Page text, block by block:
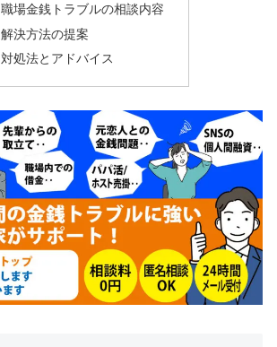
職場金銭トラブルの相談内容
解決方法の提案
対処法とアドバイス